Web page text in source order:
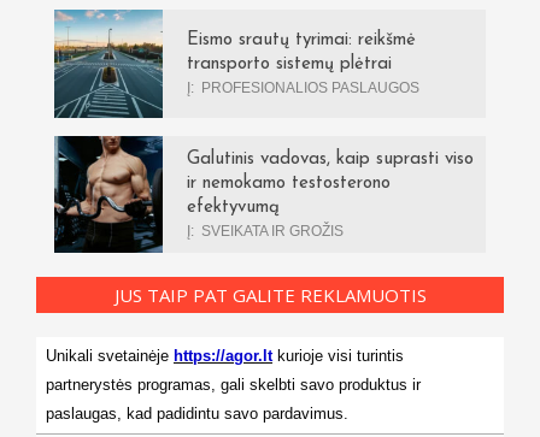
Eismo srautų tyrimai: reikšmė
transporto sistemų plėtrai
Į: PROFESIONALIOS PASLAUGOS
Galutinis vadovas, kaip suprasti viso
ir nemokamo testosterono
efektyvumą
Į: SVEIKATA IR GROŽIS
JUS TAIP PAT GALITE REKLAMUOTIS
Unikali svetainėje https://agor.ltkurioje visi turintis
partnerystės programas, gali skelbti savo produktus ir
paslaugas, kad padidintu savo pardavimus.